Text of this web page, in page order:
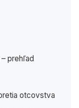
prehľad
otcovstva